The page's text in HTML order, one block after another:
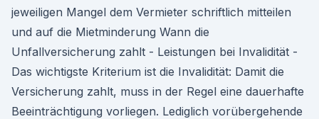
jeweiligen Mangel dem Vermieter schriftlich mitteilen
und auf die Mietminderung Wann die
Unfallversicherung zahlt - Leistungen bei Invalidität -
Das wichtigste Kriterium ist die Invalidität: Damit die
Versicherung zahlt, muss in der Regel eine dauerhafte
Beeinträchtigung vorliegen. Lediglich vorübergehende